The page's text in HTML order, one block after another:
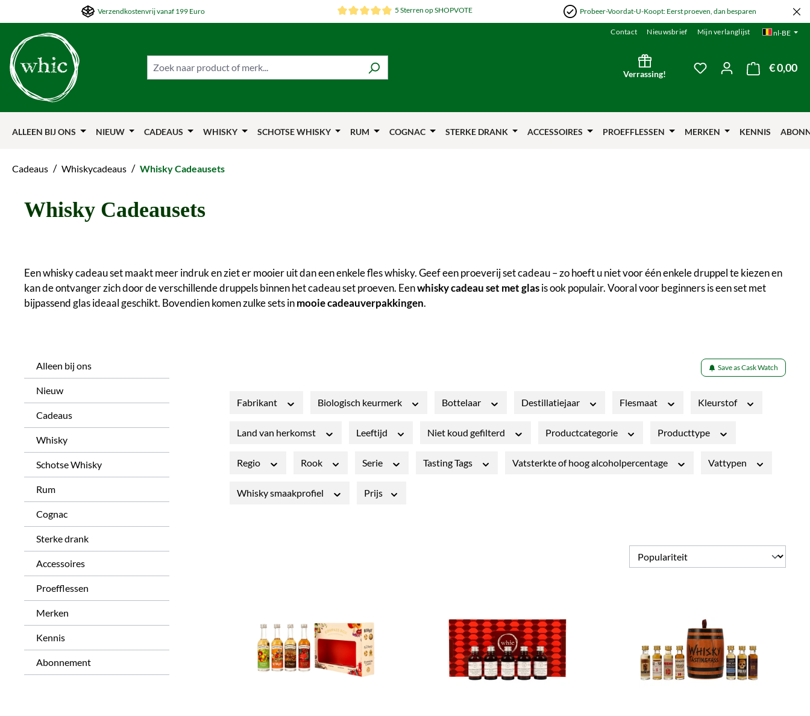
de hoofdinhoud springen
Naar de zoekfunctie springen
Naar de hoofdnavigation springen
Verzendkostenvrij vanaf 199 Euro 5 Sterren op SHOPVOTE Probeer-Voordat-U-Koopt: Eerst proeven, dan besparen
Contact Nieuwsbrief Mijn verlanglijst nl-BE
Verrassing!
Je hebt 0 items op je
€ 0,00
ALLEEN BIJ ONS NIEUW CADEAUS WHISKY SCHOTSE WHISKY RUM COGNAC STERKE DRANK ACCESSOIRES PROEFFLESSEN MERKEN KENNIS
Cadeaus / Whiskycadeaus / Whisky Cadeausets
Whisky Cadeausets
Een whisky cadeau set maakt meer indruk en ziet er mooier uit dan een enkele fles whisky. Geef een proeverij set cadeau – zo hoeft u niet voor één enkele druppel te kiezen en
kan de ontvanger zich door de verschillende druppels binnen het cadeau set proeven. Eenwhisky cadeau set met glasis ook populair. Vooral voor beginners is een set met
bijpassend glas ideaal geschikt. Bovendien komen zulke sets inmooie cadeauverpakkingen.
Alleen bij ons
Nieuw
Cadeaus
Whisky
Schotse Whisky
Rum
Cognac
Sterke drank
Accessoires
Proefflessen
Merken
Kennis
Abonnement
Save as Cask Watch
Fabrikant Biologisch keurmerk Bottelaar Destillatiejaar Flesmaat Kleurstof
Land van herkomst Leeftijd Niet koud gefilterd Productcategorie Producttype
Regio Rook Serie Tasting Tags Vatsterkte of hoog alcoholpercentage Vattypen
Whisky smaakprofiel Prijs